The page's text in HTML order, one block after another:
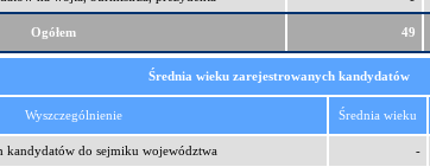
Ogółem 49
Średnia wieku zarejestrowanych kandydatów
Wyszczególnienie Średnia wieku
kandydatów do sejmiku województwa -